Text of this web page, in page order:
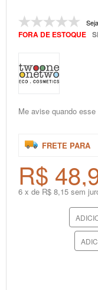
Galeria
de
imagens
FORA DE ESTOQUE
Me avise quando
FRETE PARA
R$
6 x de R$ 8,15 sem